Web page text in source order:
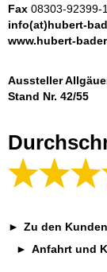
Fax 08303-92399-
info(at)hubert-
www.hubert-
Aussteller
Stand Nr. 42/55
Zu den
Anfahrt und